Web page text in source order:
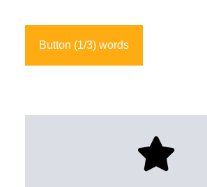
Button (1/3) words